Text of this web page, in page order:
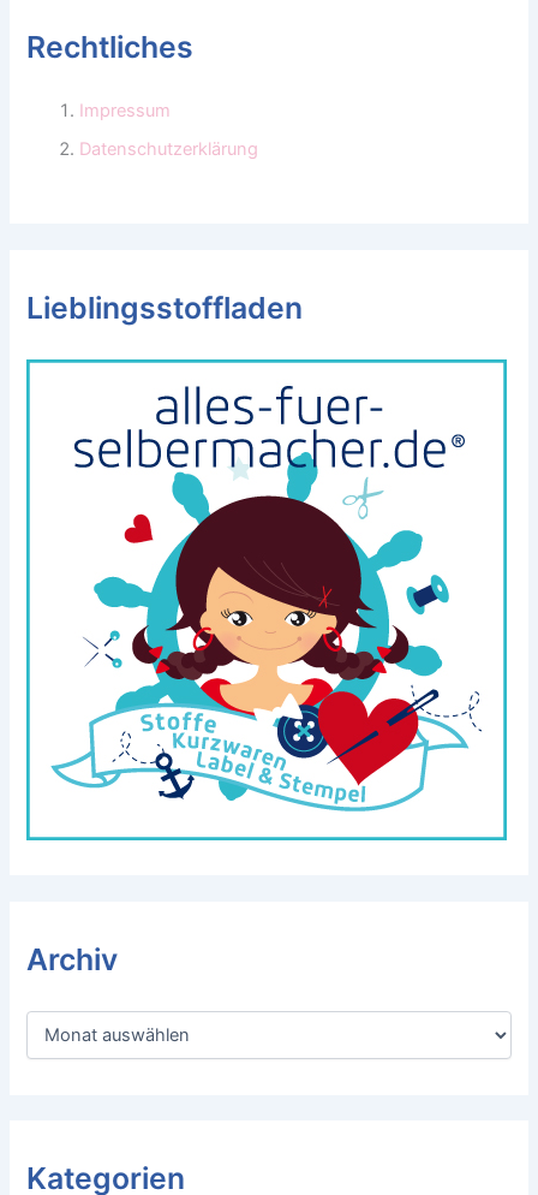
Rechtliches
Impressum
Datenschutzerklärung
Lieblingsstoffladen
Archiv
A
Kategorien